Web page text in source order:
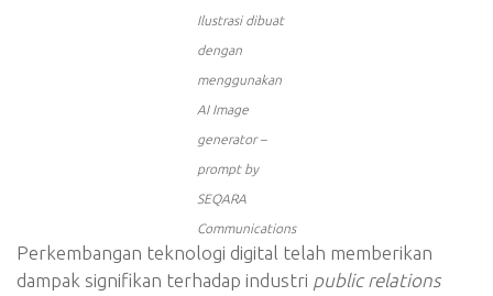
Ilustrasi dibuat
dengan
menggunakan
AI Image
generator –
prompt by
SEQARA
Communications
Perkembangan teknologi digital telah memberikan
dampak signifikan terhadap industri public relations